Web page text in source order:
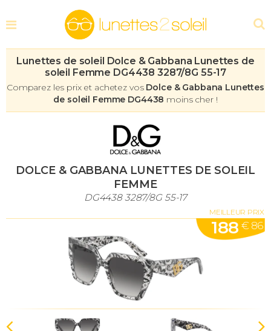
Lunettes de soleil Dolce & Gabbana Lunettes de
soleil Femme DG4438 3287/8G 55-17
Comparez les prix et achetez vos Dolce & Gabbana Lunettes
de soleil Femme DG4438 moins cher !
DOLCE & GABBANA LUNETTES DE SOLEIL
FEMME
DG4438 3287/8G 55-17
MEILLEUR PRIX
188 € 86